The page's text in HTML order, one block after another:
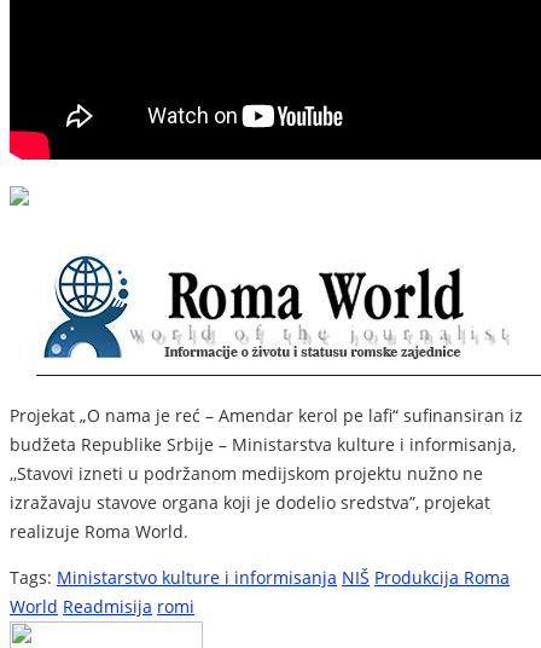
Projekat „O nama je reć – Amendar kerol pe lafi“ sufinansiran iz
budžeta Republike Srbije – Ministarstva kulture i informisanja,
,,Stavovi izneti u podržanom medijskom projektu nužno ne
izražavaju stavove organa koji je dodelio sredstva”, projekat
realizuje Roma World.
Tags: Ministarstvo kulture i informisanja NIŠ Produkcija Roma
World Readmisija romi